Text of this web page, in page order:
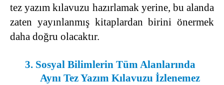
tez yazım kılavuzu hazırlamak yerine, bu alanda
zaten yayınlanmış kitaplardan birini önermek
daha doğru olacaktır.
3. Sosyal Bilimlerin Tüm Alanlarında
Aynı Tez Yazım Kılavuzu İzlenemez